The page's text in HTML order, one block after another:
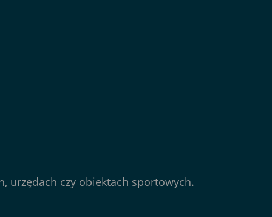
urzędach czy obiektach sportowych.